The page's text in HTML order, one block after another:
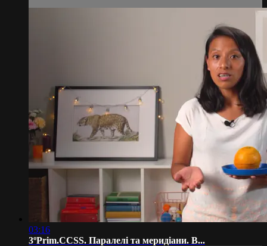
03:16
3ºPrim.CCSS. Паралелі та меридіани. В...